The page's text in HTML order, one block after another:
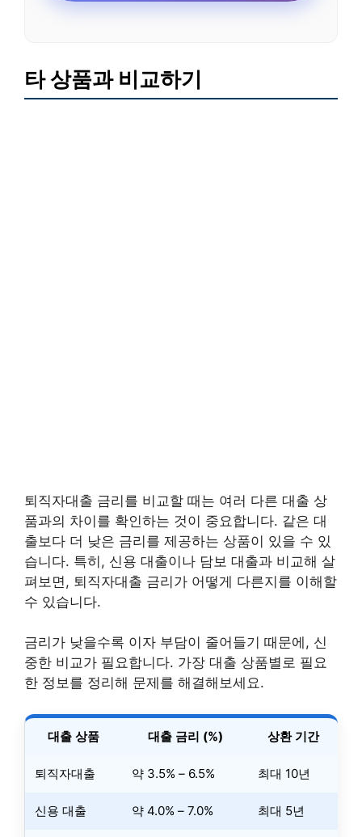
타 상품과 비교하기
퇴직자대출 금리를 비교할 때는 여러 다른 대출 상
품과의 차이를 확인하는 것이 중요합니다. 같은 대
출보다 더 낮은 금리를 제공하는 상품이 있을 수 있
습니다. 특히, 신용 대출이나 담보 대출과 비교해 살
펴보면, 퇴직자대출 금리가 어떻게 다른지를 이해할
수 있습니다.
금리가 낮을수록 이자 부담이 줄어들기 때문에, 신
중한 비교가 필요합니다. 가장 대출 상품별로 필요
한 정보를 정리해 문제를 해결해보세요.
대출 상품 대출 금리 (%) 상환 기간
퇴직자대출 약 3.5% – 6.5% 최대 10년
신용 대출 약 4.0% – 7.0% 최대 5년